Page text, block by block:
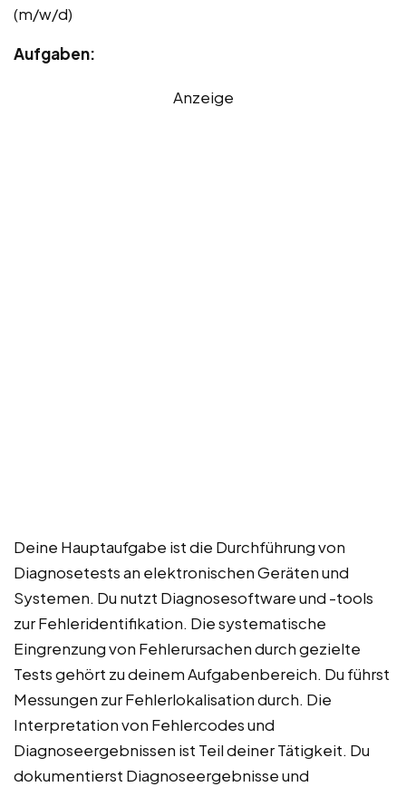
(m/w/d)
Aufgaben:
Anzeige
Deine Hauptaufgabe ist die Durchführung von
Diagnosetests an elektronischen Geräten und
Systemen. Du nutzt Diagnosesoftware und -tools
zur Fehleridentifikation. Die systematische
Eingrenzung von Fehlerursachen durch gezielte
Tests gehört zu deinem Aufgabenbereich. Du führst
Messungen zur Fehlerlokalisation durch. Die
Interpretation von Fehlercodes und
Diagnoseergebnissen ist Teil deiner Tätigkeit. Du
dokumentierst Diagnoseergebnisse und